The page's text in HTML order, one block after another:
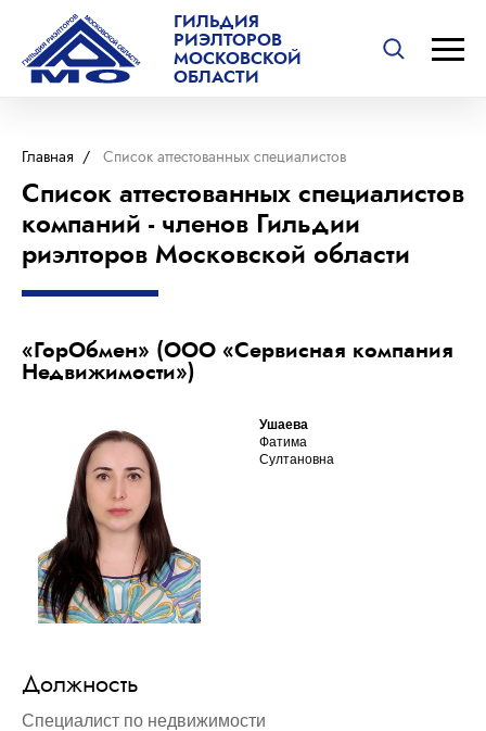
ГИЛЬДИЯ
РИЭЛТОРОВ
МОСКОВСКОЙ
ОБЛАСТИ
Главная / Список аттестованных специалистов
Список аттестованных специалистов
компаний - членов Гильдии
риэлторов Московской области
«ГорОбмен» (ООО «Сервисная компания
Недвижимости»)
Ушаева
Фатима
Султановна
Должность
Специалист по недвижимости